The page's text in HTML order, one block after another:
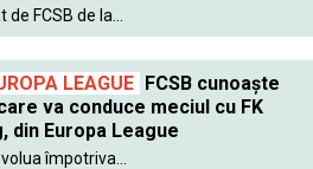
FCSB de la...
LEAGUE FCSB cunoaște
va conduce meciul cu FK
din Europa League
împotriva...